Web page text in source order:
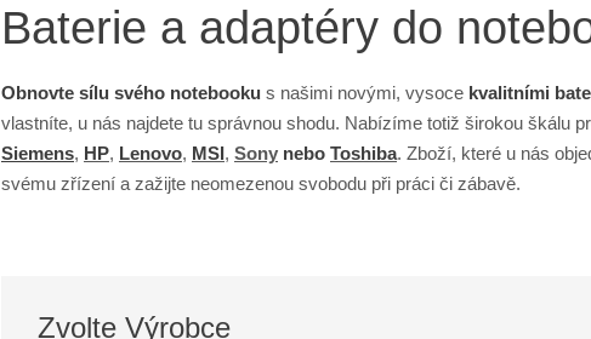
Baterie a adaptéry do
Obnovte sílu svého notebooku s našimi novými, vysoce kvalitními
vlastníte, u nás najdete tu správnou shodu. Nabízíme totiž širokou škálu
Siemens, HP, Lenovo, MSI, Sony nebo Toshiba. Zboží, které u nás
svému zřízení a zažijte neomezenou svobodu při práci či zábavě.
Zvolte Výrobce